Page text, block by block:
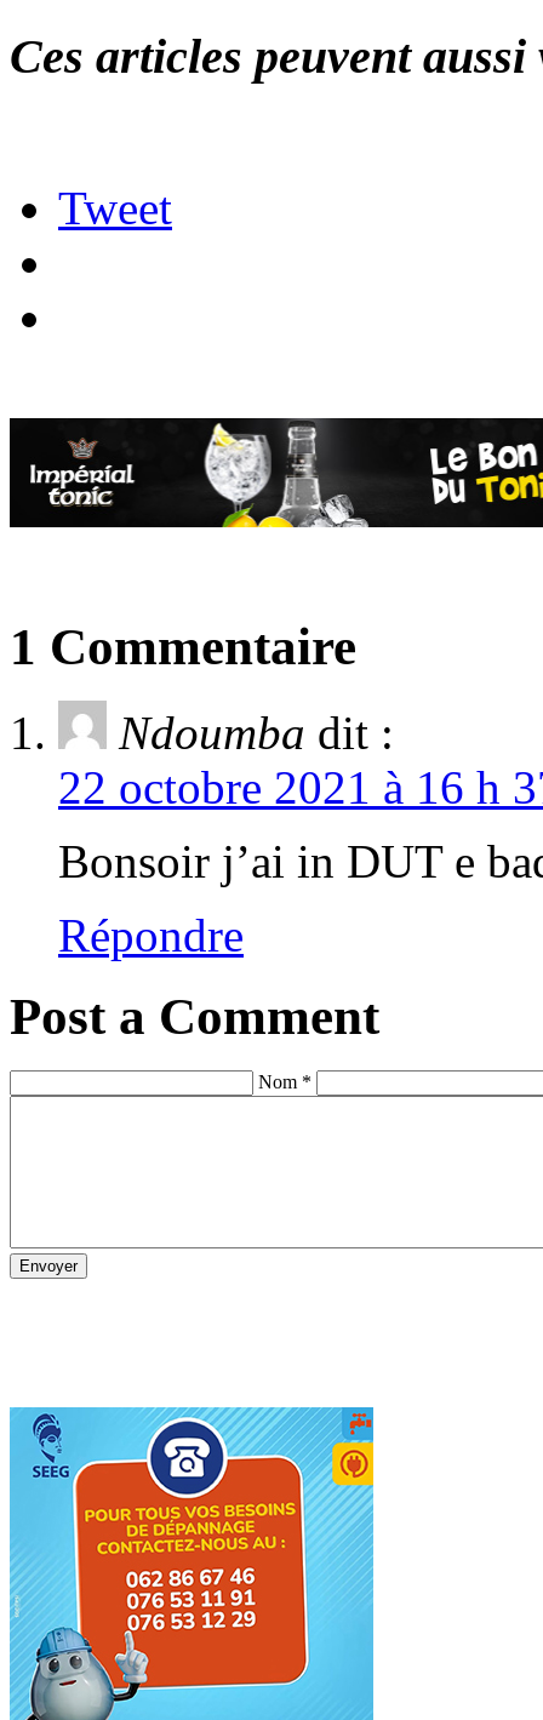
Ces articles peuvent
Tweet
1 Commentaire
Ndoumba dit :
22 octobre 2021 à 16 h
Bonsoir j’ai in DUT e
Répondre
Post a Comment
Nom *